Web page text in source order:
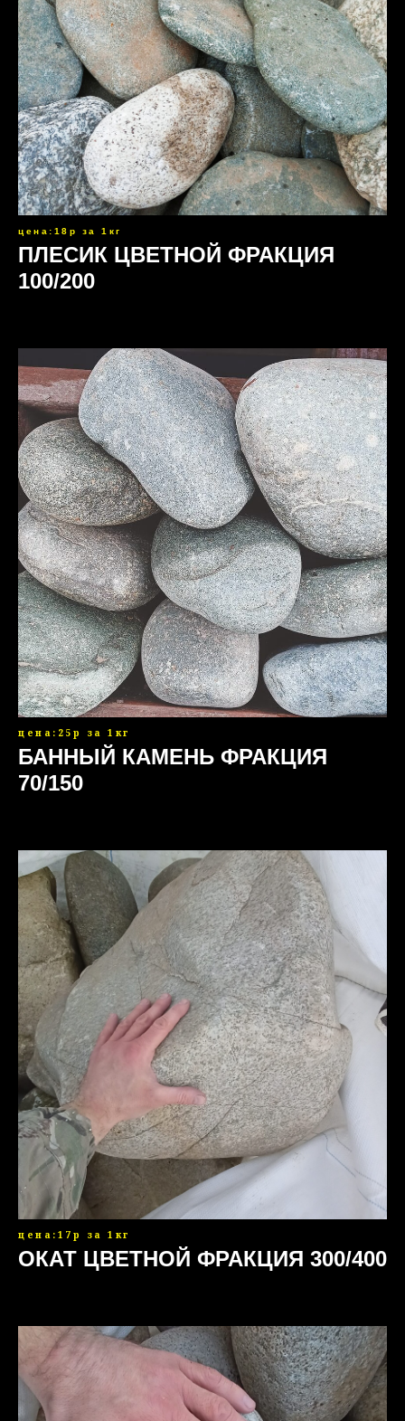
цена:18р за 1кг
ПЛЕСИК ЦВЕТНОЙ ФРАКЦИЯ
100/200
цена:25р за 1кг
БАННЫЙ КАМЕНЬ ФРАКЦИЯ
70/150
цена:17р за 1кг
ОКАТ ЦВЕТНОЙ ФРАКЦИЯ 300/400